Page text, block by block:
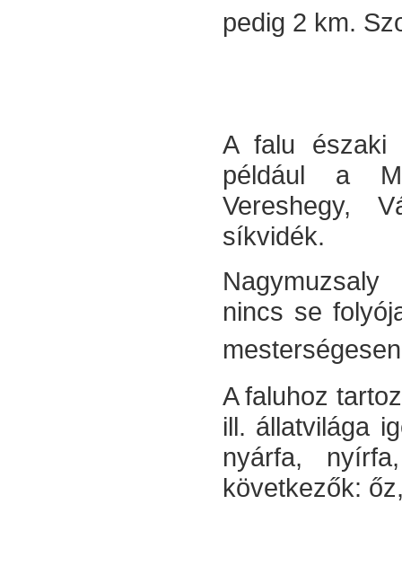
pedig 2 km.
A falu északi
például a
Vereshegy,
síkvidék.
Nagymuzsaly
nincs se
A faluhoz
ill. állatvilága
nyárfa,
következők: